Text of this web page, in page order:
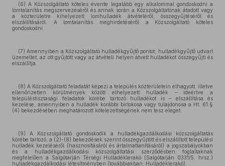
(6) A Közszolgáltató köteles évente legalább egy alkalommal gondoskodni a
lomtalanítás megszervezéséről és annak során a Közszolgáltatónak átadott vagy
a közterületre kihelyezett lomhulladék átvételéről, összegyűjtéséről és
elszállításáról. A lomtalanítás meghirdetéséről a Közszolgáltató köteles
gondoskodni.
(7) Amennyiben a Közszolgáltató hulladékgyűjtő pontot, hulladékgyűjtő udvart
üzemeltet, az ott gyűjtött vagy az átvételi helyen átvett hulladékot összegyűjti és
elszállítja.
(8) A Közszolgáltató feladatát képezi a település közterületein elhagyott, illetve
ellenőrizetlen körülmények között elhelyezett hulladék – ideértve a
településtisztasági feladatok körébe tartozó hulladékot is – elszállítása és
kezelése, amennyiben a hulladék korábbi birtokosa vagy tulajdonosa a Ht. 61.§
(4) bekezdésében meghatározott kötelezettségének nem tesz eleget.
(9) A Közszolgáltató gondoskodik a hulladékgazdálkodási közszolgáltatás
körébe tartozó, a (2)-(8) bekezdések szerint összegyűjtött és elszállított települési
hulladék kezeléséről (hasznosításáról és ártalmatlanításáról) a jogszabályokban
és a hulladékgazdálkodási közszolgáltatási szerződésben foglaltaknak
megfelelően a Salgótarján Térségi Hulladéklerakó (Salgótarján 0331/5. hrsz.)
hulladékgazdálkodási létesítményben (továbbiakban: Hulladéklerakó).